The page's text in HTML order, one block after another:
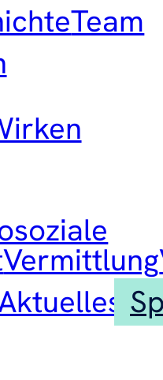
Team
Vermittlung